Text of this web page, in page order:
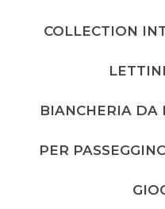
COLLECTION
BIANCHERIA DA
PER